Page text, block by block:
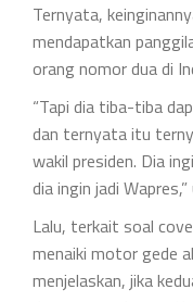
Ternyata,
mendapatkan
orang nomor dua di
“Tapi dia tiba-tiba
dan ternyata itu
wakil presiden. Dia
dia ingin jadi Wapres,”
Lalu, terkait soal
menaiki motor gede
menjelaskan, jika